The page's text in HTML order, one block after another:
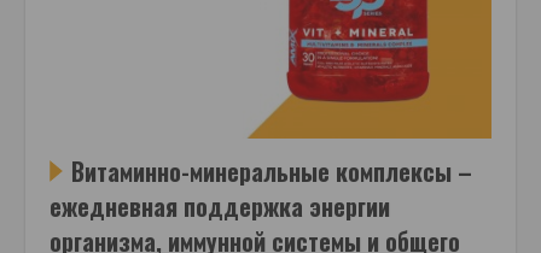
Витаминно-минеральные комплексы –
ежедневная поддержка энергии
организма, иммунной системы и общего